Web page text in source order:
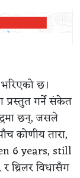
छ।
प्रस्तुत गर्ने संकेत
छन्, जसले
कोणीय तारा,
6 years, still
थ्रिलर विधासँग